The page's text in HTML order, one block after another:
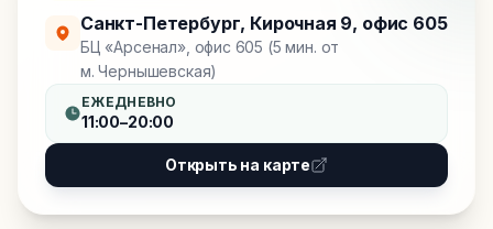
Санкт-Петербург, Кирочная 9, офис 605
БЦ «Арсенал», офис 605 (5 мин. от
м. Чернышевская)
ЕЖЕДНЕВНО
11:00–20:00
Открыть на карте